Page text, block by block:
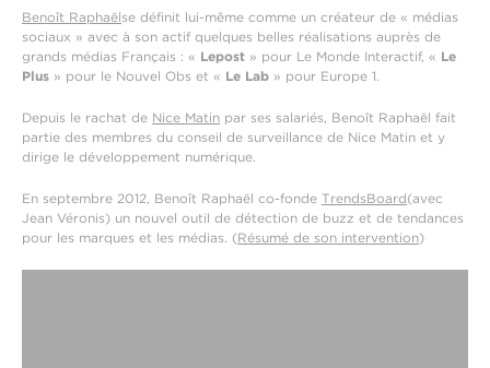
Benoît Raphaëlse définit lui-même comme un créateur de « médias
sociaux » avec à son actif quelques belles réalisations auprès de
grands médias Français : « Lepost » pour Le Monde Interactif, « Le
Plus » pour le Nouvel Obs et « Le Lab » pour Europe 1.
Depuis le rachat de Nice Matin par ses salariés, Benoît Raphaël fait
partie des membres du conseil de surveillance de Nice Matin et y
dirige le développement numérique.
En septembre 2012, Benoît Raphaël co-fonde TrendsBoard(avec
Jean Véronis) un nouvel outil de détection de buzz et de tendances
pour les marques et les médias. (Résumé de son intervention)